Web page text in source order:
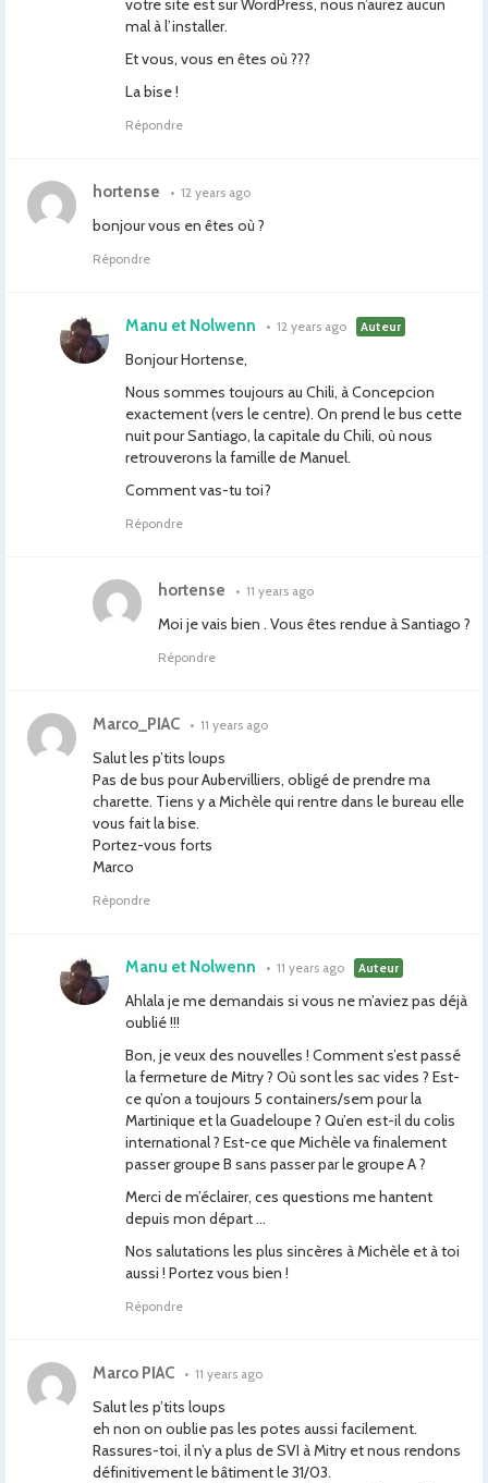
votre site est sur WordPress, nous n’aurez aucun
mal à l’installer.
Et vous, vous en êtes où ???
La bise !
Répondre
hortense • 12 years ago
bonjour vous en êtes où ?
Répondre
Manu et Nolwenn • 12 years ago Auteur
Bonjour Hortense,
Nous sommes toujours au Chili, à Concepcion
exactement (vers le centre). On prend le bus cette
nuit pour Santiago, la capitale du Chili, où nous
retrouverons la famille de Manuel.
Comment vas-tu toi?
Répondre
hortense • 11 years ago
Moi je vais bien . Vous êtes rendue à Santiago ?
Répondre
Marco_PIAC • 11 years ago
Salut les p’tits loups
Pas de bus pour Aubervilliers, obligé de prendre ma
charette. Tiens y a Michèle qui rentre dans le bureau elle
vous fait la bise.
Portez-vous forts
Marco
Répondre
Manu et Nolwenn • 11 years ago Auteur
Ahlala je me demandais si vous ne m’aviez pas déjà
oublié !!!
Bon, je veux des nouvelles ! Comment s’est passé
la fermeture de Mitry ? Où sont les sac vides ? Est-
ce qu’on a toujours 5 containers/sem pour la
Martinique et la Guadeloupe ? Qu’en est-il du colis
international ? Est-ce que Michèle va finalement
passer groupe B sans passer par le groupe A ?
Merci de m’éclairer, ces questions me hantent
depuis mon départ …
Nos salutations les plus sincères à Michèle et à toi
aussi ! Portez vous bien !
Répondre
Marco PIAC • 11 years ago
Salut les p’tits loups
eh non on oublie pas les potes aussi facilement.
Rassures-toi, il n’y a plus de SVI à Mitry et nous rendons
définitivement le bâtiment le 31/03.